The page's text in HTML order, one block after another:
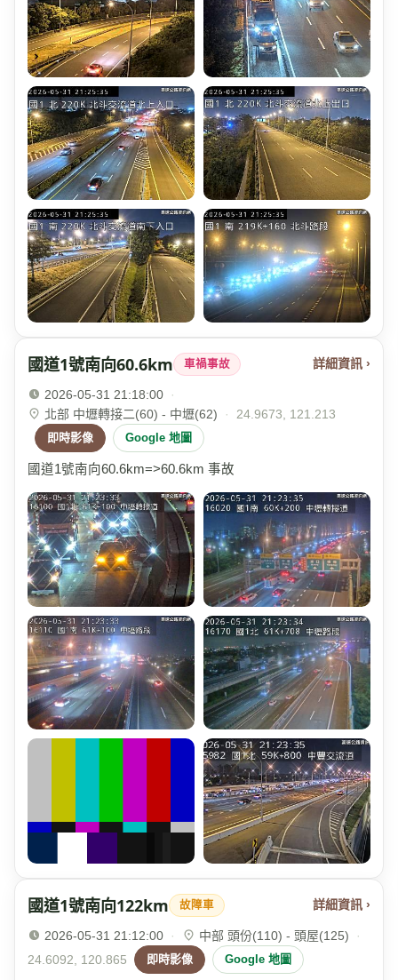
國道1號南向60.6km 車禍事故 詳細資訊 ›
2026-05-31 21:18:00
·
北部 中壢轉接二(60) - 中壢(62)
· 24.9673, 121.213
即時影像 Google 地圖
國道1號南向60.6km=>60.6km 事故
國道1號南向122km 故障車 詳細資訊 ›
2026-05-31 21:12:00 · 中部 頭份(110) - 頭屋(125)
·
24.6092, 120.865
即時影像 Google 地圖